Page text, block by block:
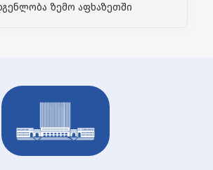
ზემო აფხაზეთში